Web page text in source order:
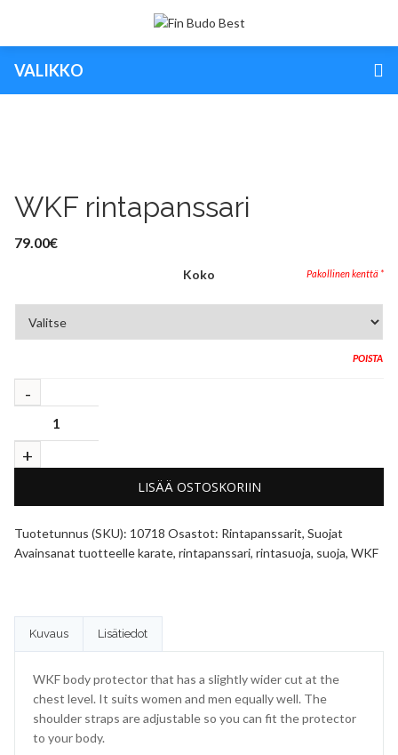
VALIKKO
WKF rintapanssari
79.00€
Koko
POISTA
LISÄÄ OSTOSKORIIN
Tuotetunnus (SKU): 10718 Osastot: Rintapanssarit, Suojat
Avainsanat tuotteellekarate, rintapanssari, rintasuoja, suoja, WKF
Kuvaus Lisätiedot
WKF body protector that has a slightly wider cut at the
chest level. It suits women and men equally well. The
shoulder straps are adjustable so you can fit the protector
to your body.